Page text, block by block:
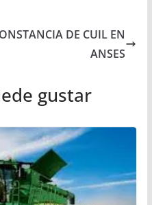
DE CUIL EN
ANSES
gustar